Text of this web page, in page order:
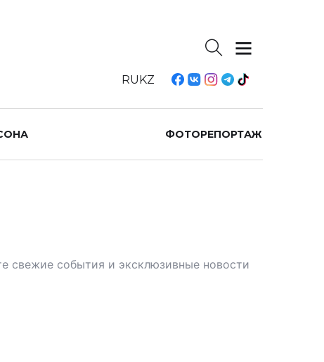
RUKZ
ФОТОРЕПОРТАЖ
свежие события и эксклюзивные новости